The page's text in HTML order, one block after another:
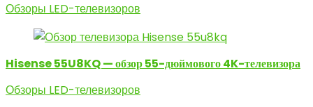
Обзоры LED-телевизоров
Hisense 55U8KQ — обзор 55-дюймового 4K-телевизора
Обзоры LED-телевизоров